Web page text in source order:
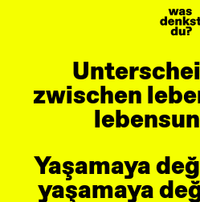
zwischen
Yaşamaya
yaşamaya